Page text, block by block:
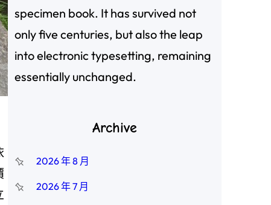
specimen book. It has survived not
only five centuries, but also the leap
into electronic typesetting, remaining
essentially unchanged.
Archive
2026 年 8 月
2026 年 7 月